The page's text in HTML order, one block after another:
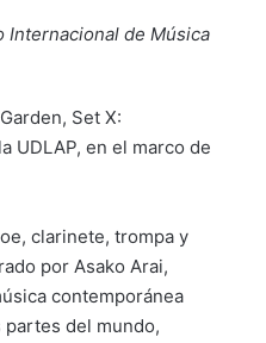
Internacional de Música
Set X:
UDLAP, en el marco de
clarinete, trompa y
por Asako Arai,
contemporánea
partes del mundo,